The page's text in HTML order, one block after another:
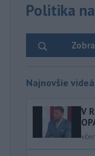
Politika
Najnovšie videá
V